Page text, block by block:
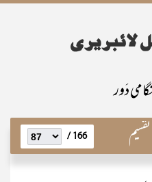
دَور
166 /